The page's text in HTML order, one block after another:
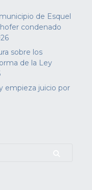
de Esquel
condenado
sobre los
de la Ley
empieza juicio por